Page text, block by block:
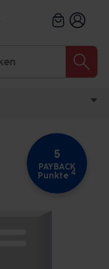
5
PAYBACK
Punkte 4